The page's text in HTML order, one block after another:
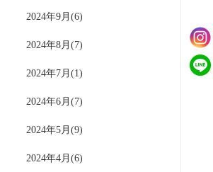
2024年9月(6)
2024年8月(7)
2024年7月(1)
2024年6月(7)
2024年5月(9)
2024年4月(6)